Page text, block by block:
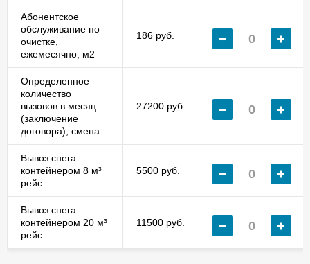
Абонентское
обслуживание по
очистке,
ежемесячно, м2
186 руб.
Определенное
количество
вызовов в месяц
(заключение
договора), смена
27200 руб.
Вывоз снега
контейнером 8 м³
рейс
5500 руб.
Вывоз снега
контейнером 20 м³
рейс
11500 руб.